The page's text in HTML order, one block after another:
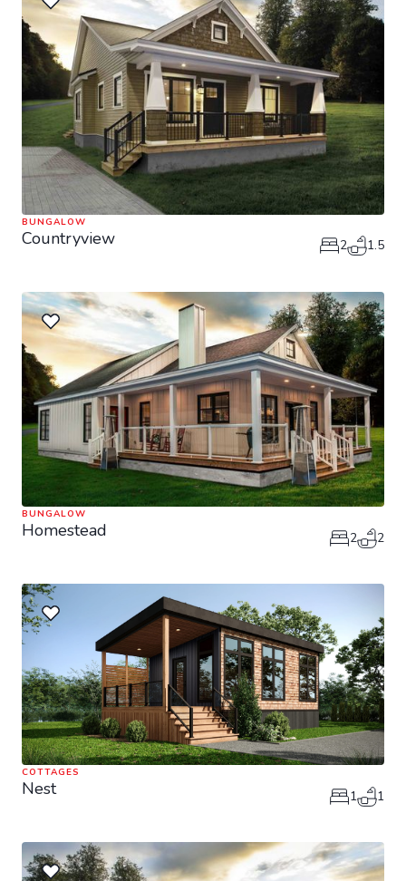
BUNGALOW
Countryview 2 1.5
BUNGALOW
Homestead 2 2
COTTAGES
Nest 1 1